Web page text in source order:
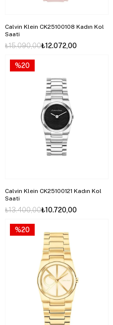
Calvin Klein CK25100108 Kadın Kol
Saati
₺12.072,00
₺15.090,00
Calvin Klein CK25100121 Kadın Kol
Saati
₺10.720,00
₺13.400,00
%20
%20